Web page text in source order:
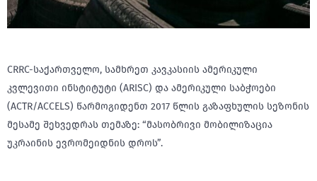
CRRC-საქართველო, სამხრეთ კავკასიის ამერიკული
კვლევითი ინსტიტუტი (ARISC) და ამერიკული საბჭოები
(ACTR/ACCELS) წარმოგიდენთ 2017 წლის გაზაფხულის სეზონის
მესამე შეხვედრას თემაზე: “მასობრივი მობილიზაცია
უკრაინის ევრომეიდნის დროს”.